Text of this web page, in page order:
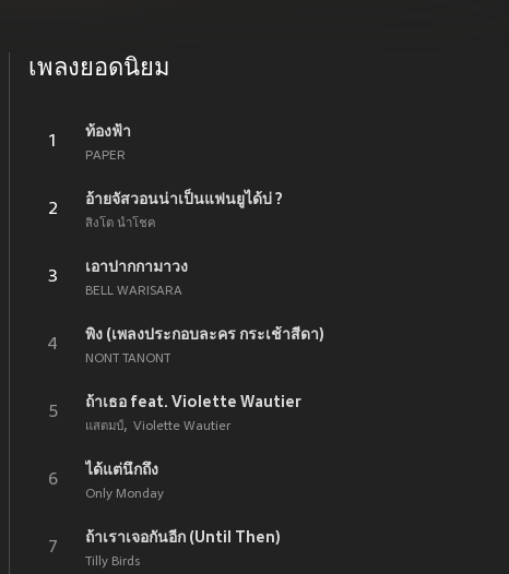
เพลงยอดนิยม
1
ท้องฟ้า
PAPER
2
อ้ายจัสวอนน่าเป็นแฟนยูได้บ่ ?
สิงโต นำโชค
3
เอาปากกามาวง
BELL WARISARA
4
พิง (เพลงประกอบละคร กระเช้าสีดา)
NONT TANONT
5
ถ้าเธอ feat. Violette Wautier
แสตมป์ Violette Wautier
6
ได้แต่นึกถึง
Only Monday
7
ถ้าเราเจอกันอีก (Until Then)
Tilly Birds